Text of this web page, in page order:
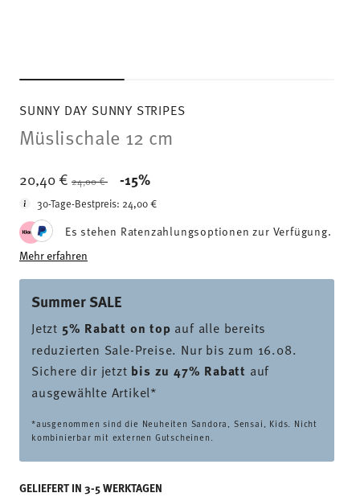
SUNNY DAY SUNNY STRIPES
Müslischale 12 cm
20,40 € Price reduced from
24,00 € -15%
30-Tage-Bestpreis: 24,00 €
Es stehen Ratenzahlungsoptionen zur Verfügung.
Mehr erfahren
Summer SALE
Jetzt 5% Rabatt on top auf alle bereits
reduzierten Sale-Preise. Nur bis zum 16.08.
Sichere dir jetzt bis zu 47% Rabatt auf
ausgewählte Artikel*
*ausgenommen sind die Neuheiten Sandora, Sensai, Kids. Nicht
kombinierbar mit externen Gutscheinen.
GELIEFERT IN 3-5 WERKTAGEN